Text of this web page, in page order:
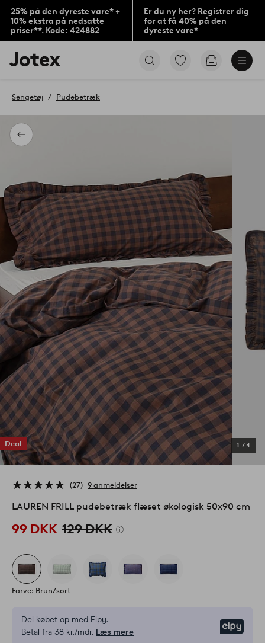
25% på den dyreste vare* +
10% ekstra på nedsatte
priser**. Kode: 424882
Er du ny her? Registrer dig
for at få 40% på den
dyreste vare*
Jotex
logo
til
Gå
Gå
Tilbage
Sengetøj Pudebetræk
Deal 1 /4
27 9 anmeldelser
LAUREN FRILL pudebetræk flæset økologisk 50x90 cm
99 DKK 129 DKK
Farve: Brun/sort
Del købet op med Elpy.
Betal fra 38 kr./mdr. Læs mere